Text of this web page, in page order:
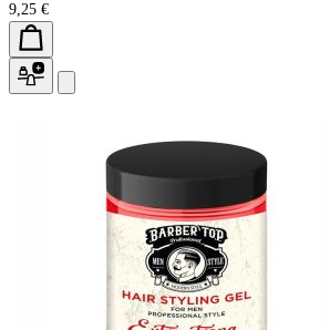
9,25 €